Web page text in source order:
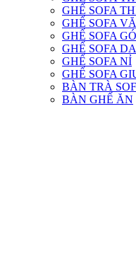
GHẾ SOFA
GHẾ SOFA
GHẾ SOFA
GHẾ SOFA DA
GHẾ SOFA NỈ
GHẾ SOFA
BÀN TRÀ
BÀN GHẾ ĂN